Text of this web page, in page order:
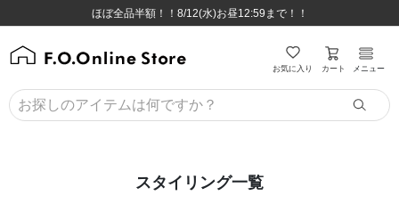
8,800円(税込)以上のお買い物で送料無料♪
ほぼ全品半額！！8/12(水)お昼12:59まで！！
8,800円(税込)以上のお買い物で送料無料♪
ほぼ全品半額！！8/12(水)お昼12:59まで！！
お気に入り カート メニュー
スタイリング一覧